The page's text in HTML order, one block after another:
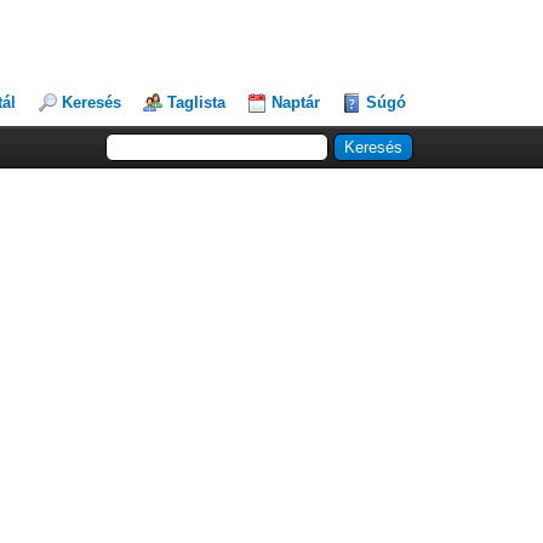
Keresés Taglista Naptár Súgó